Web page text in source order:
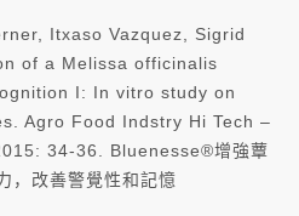
Itxaso Vazquez, Sigrid
of a Melissa officinalis
I: In vitro study on
Agro Food Indstry Hi Tech –
34-36. Bluenesse®增強蕈
，改善警覺性和記憶